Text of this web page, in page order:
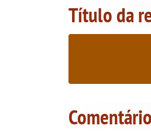
Título da